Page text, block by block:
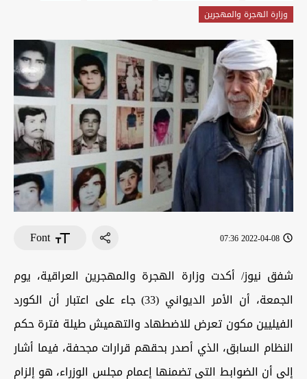
وزارة الهجرة والمهجرين
2022-04-08 07:36
Font
شفق نيوز/ أكدت وزارة الهجرة والمهجرين العراقية، يوم
الجمعة، أن الأمر الديواني (33) جاء على اعتبار أن الكورد
الفيليين مكون تعرض للاضطهاد والتهميش طيلة فترة حكم
النظام السابق، الذي أصدر بحقهم قرارات مجحفة، فيما أشار
إلى أن الضوابط التي تضمنها إعمام مجلس الوزراء، هو إلزام